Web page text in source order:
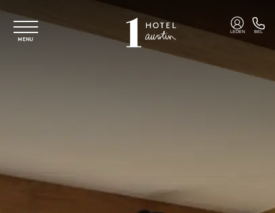
Overslaan naar hoofdinhoud
MENU
LEDEN BEL